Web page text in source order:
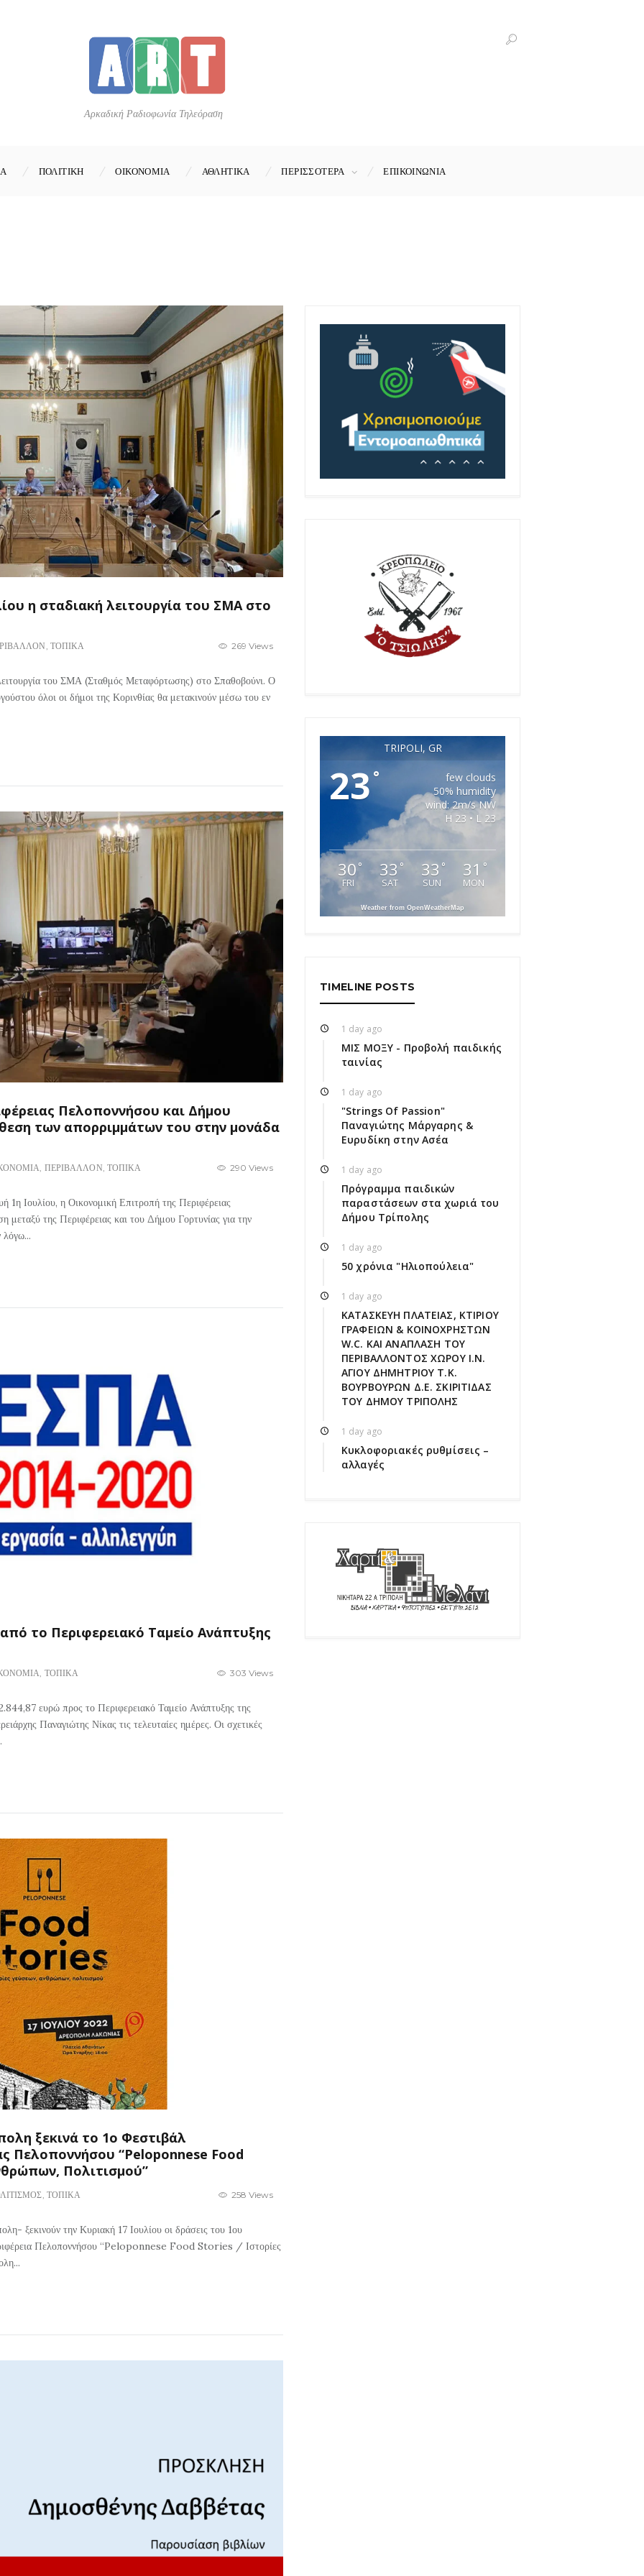
Αρκαδική Ραδιοφωνία Τηλεόραση
ΠΟΛΙΤΙΚΗ ΟΙΚΟΝΟΜΙΑ ΑΘΛΗΤΙΚΑ ΠΕΡΙΣΣΟΤΕΡΑ ΕΠΙΚΟΙΝΩΝΊΑ
η σταδιακή λειτουργία του ΣΜΑ στο
ΤΟΠΙΚΑ 269 Views
του ΣΜΑ (Σταθμός Μεταφόρτωσης) στο Σπαθοβούνι. Ο
όλοι οι δήμοι της Κορινθίας θα μετακινούν μέσω του εν
Πελοποννήσου και Δήμου
των απορριμμάτων του στην μονάδα
ΠΕΡΙΒΑΛΛΟΝ ΤΟΠΙΚΑ 290 Views
1η Ιουλίου, η Οικονομική Επιτροπή της Περιφέρειας
μεταξύ της Περιφέρειας και του Δήμου Γορτυνίας για την
το Περιφερειακό Ταμείο Ανάπτυξης
ΤΟΠΙΚΑ 303 Views
ευρώ προς το Περιφερειακό Ταμείο Ανάπτυξης της
Παναγιώτης Νίκας τις τελευταίες ημέρες. Οι σχετικές
ξεκινά το 1ο Φεστιβάλ
Πελοποννήσου “Peloponnese Food
Πολιτισμού”
ΤΟΠΙΚΑ 258 Views
ξεκινούν την Κυριακή 17 Ιουλίου οι δράσεις του 1ου
Πελοποννήσου “Peloponnese Food Stories / Ιστορίες
TRIPOLI, GR
23°
few clouds
50% humidity
wind: 2m/s NW
H 23 • L 23
30 °
FRI
33 °
SAT
33 °
SUN
31 °
MON
Weather from OpenWeatherMap
TIMELINE POSTS
1 day ago
ΜΙΣ ΜΟΞΥ - Προβολή παιδικής
ταινίας
1 day ago
"Strings Of Passion"
Παναγιώτης Μάργαρης &
Ευρυδίκη στην Ασέα
1 day ago
Πρόγραμμα παιδικών
παραστάσεων στα χωριά του
Δήμου Τρίπολης
1 day ago
50 χρόνια "Ηλιοπούλεια"
1 day ago
ΚΑΤΑΣΚΕΥΗ ΠΛΑΤΕΙΑΣ, ΚΤΙΡΙΟΥ
ΓΡΑΦΕΙΩΝ & ΚΟΙΝΟΧΡΗΣΤΩΝ
W.C. ΚΑΙ ΑΝΑΠΛΑΣΗ ΤΟΥ
ΠΕΡΙΒΑΛΛΟΝΤΟΣ ΧΩΡΟΥ Ι.Ν.
ΑΓΙΟΥ ΔΗΜΗΤΡΙΟΥ Τ.Κ.
ΒΟΥΡΒΟΥΡΩΝ Δ.Ε. ΣΚΙΡΙΤΙΔΑΣ
ΤΟΥ ΔΗΜΟΥ ΤΡΙΠΟΛΗΣ
1 day ago
Κυκλοφοριακές ρυθμίσεις –
αλλαγές